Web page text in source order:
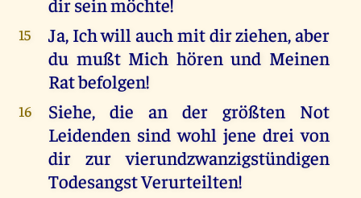
15
Ja, Ich will auch mit dir ziehen, aber
du mußt Mich hören und Meinen
Rat befolgen!
16
Siehe, die an der größten Not
Leidenden sind wohl jene drei von
dir zur vierundzwanzigstündigen
Todesangst Verurteilten!